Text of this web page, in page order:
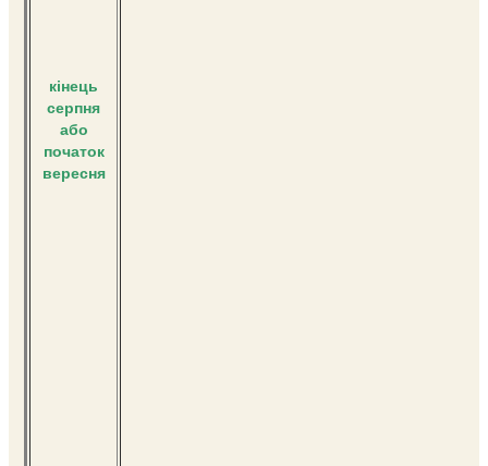
кінець
серпня
або
початок
вересня